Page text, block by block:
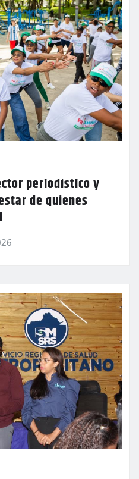
periodístico y
de quienes